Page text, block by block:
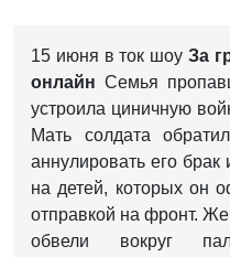
15 июня в ток шоу За
онлайн Семья
устроила циничную
Мать солдата
аннулировать его брак
на детей, которых он
отправкой на фронт.
обвели вокруг